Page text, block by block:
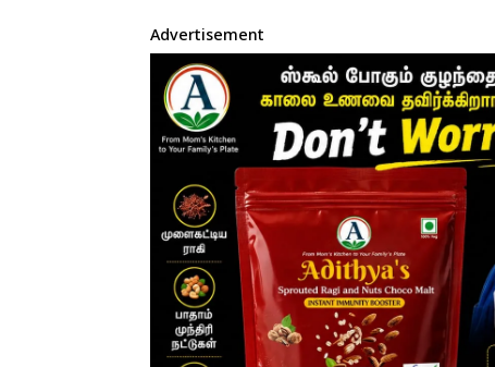
Advertisement